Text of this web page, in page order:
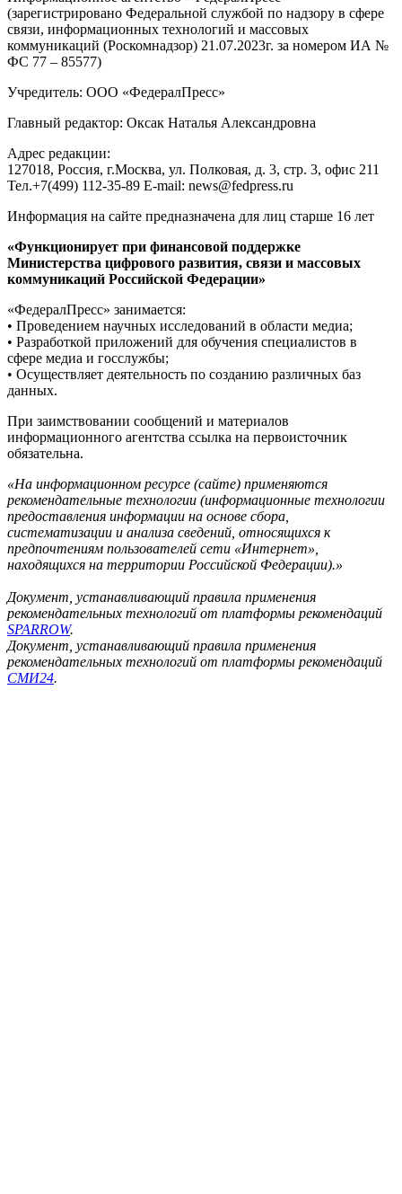
(зарегистрировано Федеральной службой по надзору в сфере
связи, информационных технологий и массовых
коммуникаций (Роскомнадзор) 21.07.2023г. за номером ИА №
ФС 77 – 85577)
Учредитель: ООО «ФедералПресс»
Главный редактор: Оксак Наталья Александровна
Адрес редакции:
127018, Россия, г.Москва, ул. Полковая, д. 3, стр. 3, офис 211
Тел.+7(499) 112-35-89 E-mail: news@fedpress.ru
Информация на сайте предназначена для лиц старше 16 лет
«Функционирует при финансовой поддержке
Министерства цифрового развития, связи и массовых
коммуникаций Российской Федерации»
«ФедералПресс» занимается:
• Проведением научных исследований в области медиа;
• Разработкой приложений для обучения специалистов в
сфере медиа и госслужбы;
• Осуществляет деятельность по созданию различных баз
данных.
При заимствовании сообщений и материалов
информационного агентства ссылка на первоисточник
обязательна.
«На информационном ресурсе (сайте) применяются
рекомендательные технологии (информационные технологии
предоставления информации на основе сбора,
систематизации и анализа сведений, относящихся к
предпочтениям пользователей сети «Интернет»,
находящихся на территории Российской Федерации).»
Документ, устанавливающий правила применения
рекомендательных технологий от платформы рекомендаций
SPARROW.
Документ, устанавливающий правила применения
рекомендательных технологий от платформы рекомендаций
СМИ24.